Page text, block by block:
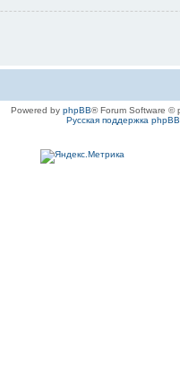
Powered by phpBB® Forum Software ©
Русская поддержка phpBB